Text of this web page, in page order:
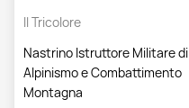
Il Tricolore
Nastrino Istruttore Militare di
Alpinismo e Combattimento
Montagna